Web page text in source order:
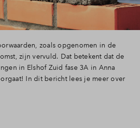
zoals opgenomen in de
zijn vervuld. Dat betekent dat de
in Elshof Zuid fase 3A in Anna
In dit bericht lees je meer over